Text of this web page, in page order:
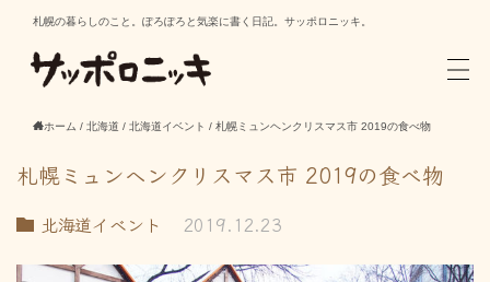
札幌の暮らしのこと。ぽろぽろと気楽に書く日記。サッポロニッキ。
ホーム / 北海道 / 北海道イベント / 札幌ミュンヘンクリスマス市 2019の食べ物
札幌ミュンヘンクリスマス市 2019の食べ物
北海道イベント 2019.12.23